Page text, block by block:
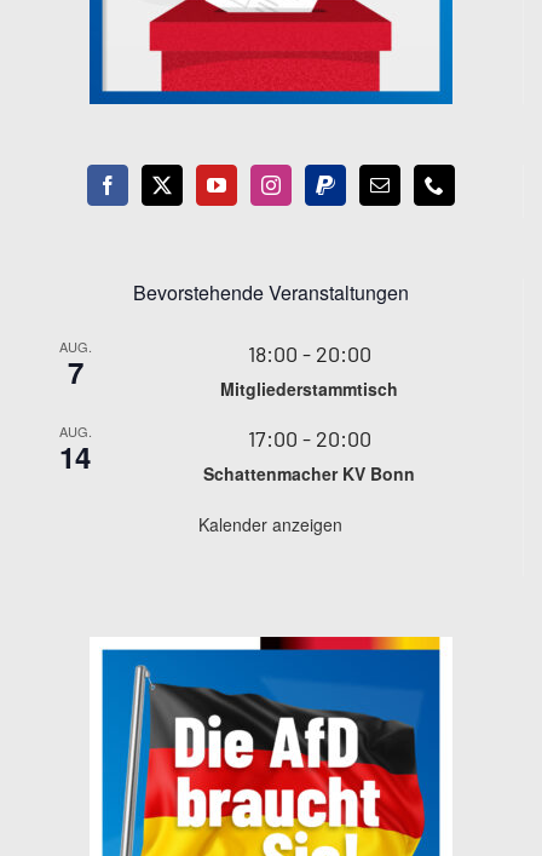
Bevorstehende Veranstaltungen
AUG.
7 18:00 - 20:00
Mitgliederstammtisch
AUG.
14 17:00 - 20:00
Schattenmacher KV Bonn
Kalender anzeigen